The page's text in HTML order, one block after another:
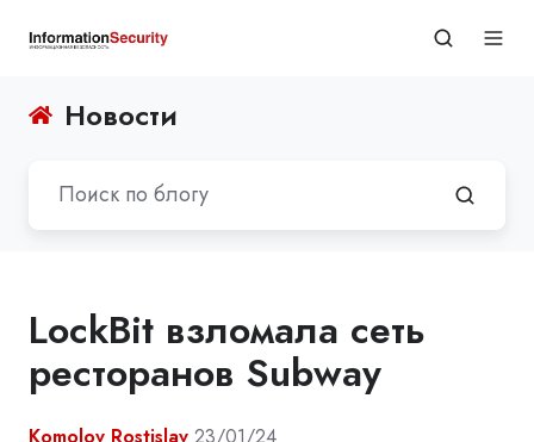
Новости
LockBit взломала сеть
ресторанов Subway
Komolov Rostislav 23/01/24